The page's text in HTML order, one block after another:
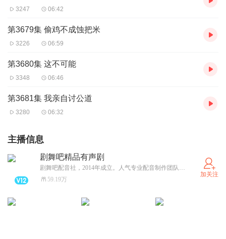
3247 06:42
第3679集 偷鸡不成蚀把米
3226 06:59
第3680集 这不可能
3348 06:46
第3681集 我亲自讨公道
3280 06:32
主播信息
剧舞吧精品有声剧
剧舞吧配音社，2014年成立。人气专业配音制作团队，旗下百余位知名人气声优，配音风格多变鲜活，产出作品总点击收听达到百亿。代表作《色遍天下》、《朔风歌》、《五行天》、《归期》、《宫妃记》等。
59.19万
加关注